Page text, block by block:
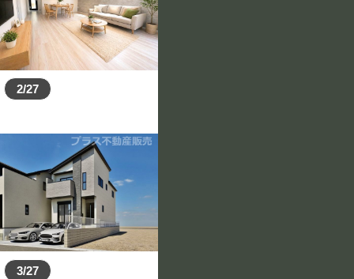
2/27
3/27